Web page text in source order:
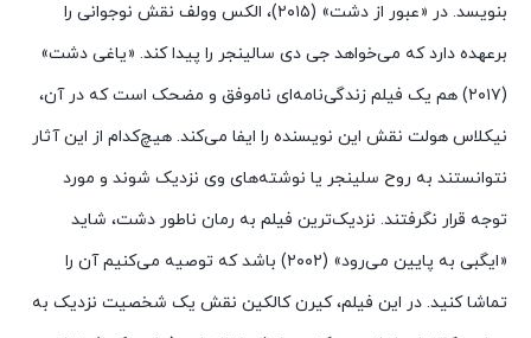
بنویسد. در «عبور از دشت» (۲۰۱۵)، الکس وولف نقش نوجوانی را
برعهده دارد که می‌خواهد جی دی سالینجر را پیدا کند. «یاغی دشت»
(۲۰۱۷) هم یک فیلم زندگی‌نامه‌ای ناموفق و مضحک است که در آن،
نیکلاس هولت نقش این نویسنده را ایفا می‌کند. هیچ‌کدام از این آثار
نتوانستند به روح سلینجر یا نوشته‌های وی نزدیک شوند و مورد
توجه قرار نگرفتند. نزدیک‌ترین فیلم به رمان ناطور دشت، شاید
«ایگبی به پایین می‌رود» (۲۰۰۲) باشد که توصیه می‌کنیم آن را
تماشا کنید. در این فیلم، کیرن کالکین نقش یک شخصیت نزدیک به